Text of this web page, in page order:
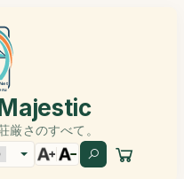
厳さのすべて。